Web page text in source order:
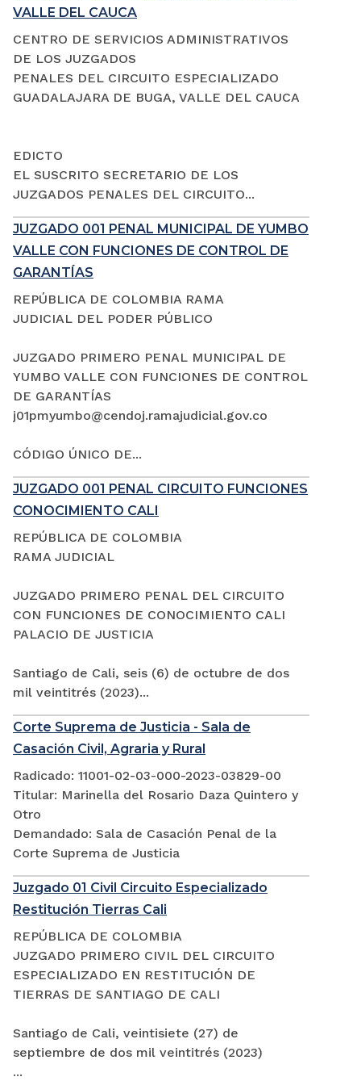
VALLE DEL CAUCA
CENTRO DE SERVICIOS ADMINISTRATIVOS
DE LOS JUZGADOS
PENALES DEL CIRCUITO ESPECIALIZADO
GUADALAJARA DE BUGA, VALLE DEL CAUCA
EDICTO
EL SUSCRITO SECRETARIO DE LOS
JUZGADOS PENALES DEL CIRCUITO...
JUZGADO 001 PENAL MUNICIPAL DE YUMBO
VALLE CON FUNCIONES DE CONTROL DE
GARANTÍAS
REPÚBLICA DE COLOMBIA RAMA
JUDICIAL DEL PODER PÚBLICO
JUZGADO PRIMERO PENAL MUNICIPAL DE
YUMBO VALLE CON FUNCIONES DE CONTROL
DE GARANTÍAS
j01pmyumbo@cendoj.ramajudicial.gov.co
CÓDIGO ÚNICO DE...
JUZGADO 001 PENAL CIRCUITO FUNCIONES
CONOCIMIENTO CALI
REPÚBLICA DE COLOMBIA
RAMA JUDICIAL
JUZGADO PRIMERO PENAL DEL CIRCUITO
CON FUNCIONES DE CONOCIMIENTO CALI
PALACIO DE JUSTICIA
Santiago de Cali, seis (6) de octubre de dos
mil veintitrés (2023)...
Corte Suprema de Justicia - Sala de
Casación Civil, Agraria y Rural
Radicado: 11001-02-03-000-2023-03829-00
Titular: Marinella del Rosario Daza Quintero y
Otro
Demandado: Sala de Casación Penal de la
Corte Suprema de Justicia
Juzgado 01 Civil Circuito Especializado
Restitución Tierras Cali
REPÚBLICA DE COLOMBIA
JUZGADO PRIMERO CIVIL DEL CIRCUITO
ESPECIALIZADO EN RESTITUCIÓN DE
TIERRAS DE SANTIAGO DE CALI
Santiago de Cali, veintisiete (27) de
septiembre de dos mil veintitrés (2023)
...